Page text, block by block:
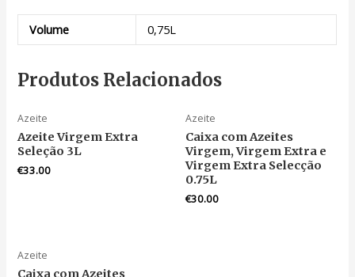
Volume 0,75L
Produtos Relacionados
Azeite
Azeite Virgem Extra
Seleção 3L
€33.00
Azeite
Caixa com Azeites
Virgem, Virgem Extra e
Virgem Extra Selecção
0.75L
€30.00
Azeite
Caixa com Azeites